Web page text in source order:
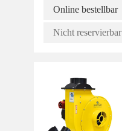
Online bestellbar
Nicht reservierbar